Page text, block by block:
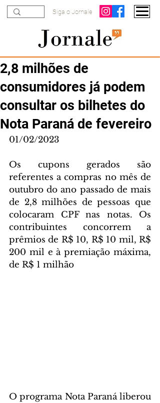
Siga o Jornale
2,8 milhões de
consumidores já podem
consultar os bilhetes do
Nota Paraná de fevereiro
01/02/2023
Os cupons gerados são
referentes a compras no mês de
outubro do ano passado de mais
de 2,8 milhões de pessoas que
colocaram CPF nas notas. Os
contribuintes concorrem a
prêmios de R$ 10, R$ 10 mil, R$
200 mil e à premiação máxima,
de R$ 1 milhão
O programa Nota Paraná liberou